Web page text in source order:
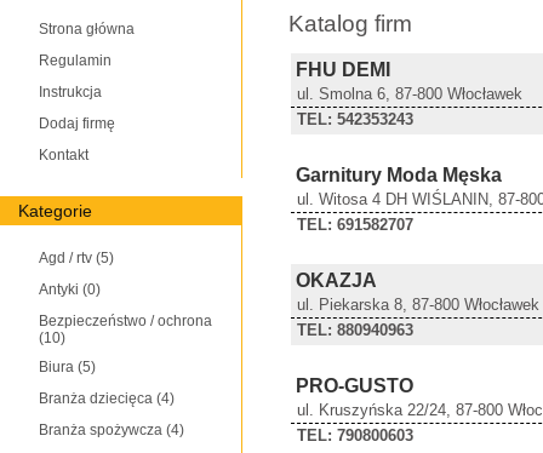
Strona główna
Regulamin
Instrukcja
Dodaj firmę
Kontakt
Kategorie
Agd / rtv (5)
Antyki (0)
Bezpieczeństwo / ochrona
(10)
Biura (5)
Branża dziecięca (4)
Branża spożywcza (4)
Katalog firm
FHU DEMI
ul. Smolna 6, 87-800 Włocławek
TEL: 542353243
Garnitury Moda Męska
ul. Witosa 4 DH WIŚLANIN, 87-800
TEL: 691582707
OKAZJA
ul. Piekarska 8, 87-800 Włocławek
TEL: 880940963
PRO-GUSTO
ul. Kruszyńska 22/24, 87-800
TEL: 790800603